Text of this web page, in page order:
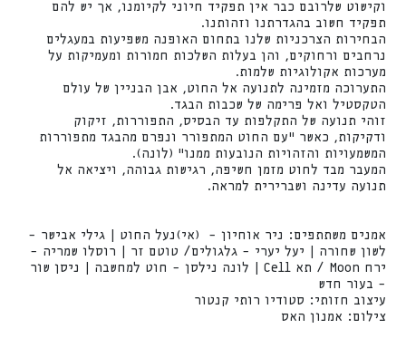
וקישוט שלרובם כבר אין תפקיד חיוני לקיומנו, אך יש להם
תפקיד חשוב בהגדרתנו וזהותנו.
הבחירות הצרכניות שלנו בתחום האופנה משפיעות במעגלים
נרחבים ורחוקים, והן בעלות השלכות חמורות ומעמיקות על
מערכות אקולוגיות שלמות.
התערוכה מזמינה לתנועה אל החוט, אבן הבניין של עולם
הטקסטיל ואל פרימה של שכבות הבגד.
זוהי תנועה של התקלפות עד הבסיס, התפוררות, זיקוק
ודקיקות, כאשר "עם החוט המתפורר ונפרם מהבגד מתפוררות
המשמעויות והזהויות הנובעות ממנו" (לונה).
המעבר מבד לחוט מזמן חשיפה, רגישות גבוהה, ויציאה אל
תנועה עדינה ושברירית למראה.
אמנים משתתפים: ניר אוחיון – (אי)נעל החוט | גילי אבישר –
לשון שחורה | יעל יערי – גלגולים/ טוטם זר | רוסלו שמריה –
ירח Moon / תא Cell | לונה נילסן – חוט למחשבה | ניסן שור
– בעור חדש
עיצוב חזותי: סטודיו רותי קנטור
צילום: אמנון האס